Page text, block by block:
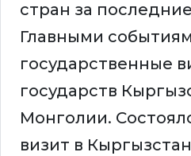
стран за
Главными
государственные
государств
Монголии.
визит в